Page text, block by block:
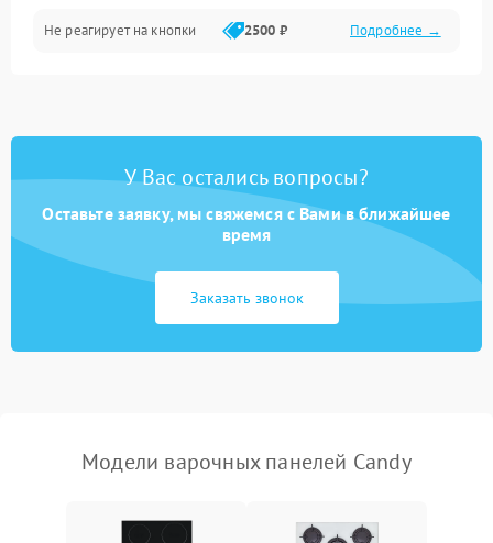
Не реагирует на кнопки 2500 ₽ Подробнее →
У Вас остались вопросы?
Оставьте заявку, мы свяжемся с Вами в ближайшее
время
Заказать звонок
Модели варочных панелей Candy